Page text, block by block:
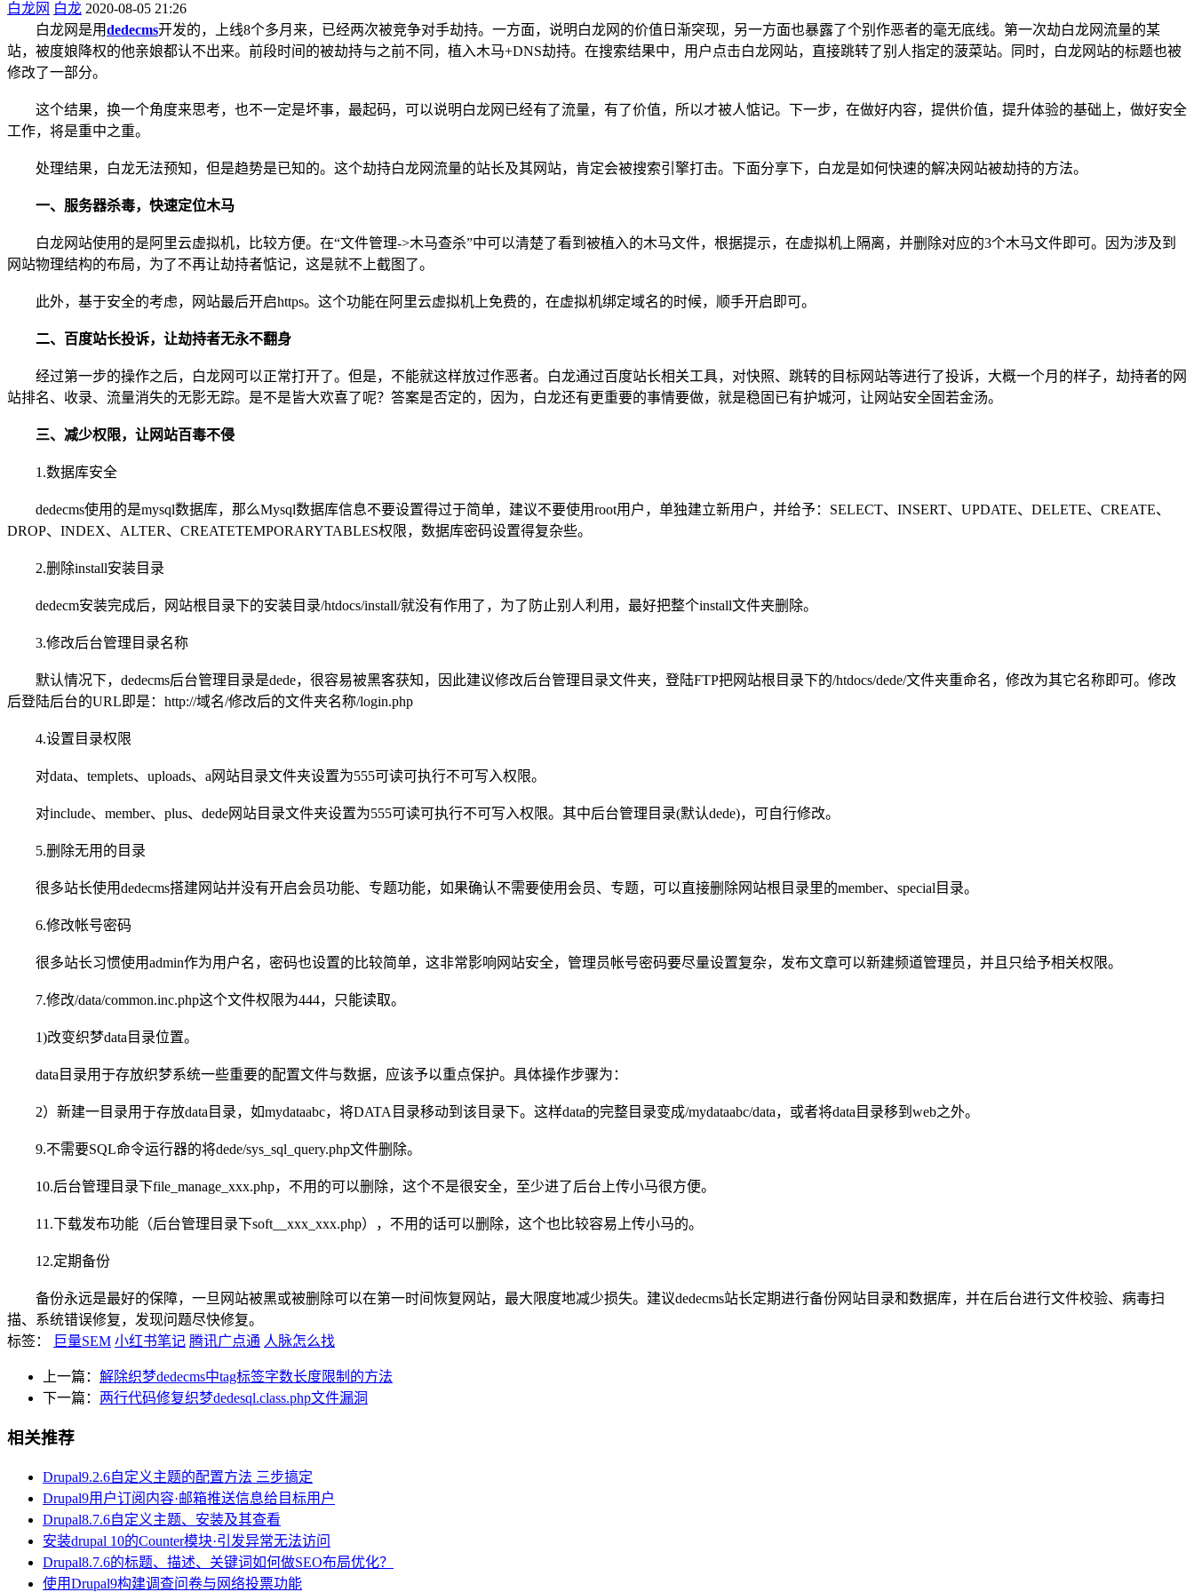
白龙网 白龙 2020-08-05 21:26
白龙网是用dedecms开发的，上线8个多月来，已经两次被竞争对手劫持。一方面，说明白龙网的价值日渐突现，另一方面也暴露了个别作恶者的毫无底线。第一次劫白龙网流量的某
站，被度娘降权的他亲娘都认不出来。前段时间的被劫持与之前不同，植入木马+DNS劫持。在搜索结果中，用户点击白龙网站，直接跳转了别人指定的菠菜站。同时，白龙网站的标题也被
修改了一部分。
这个结果，换一个角度来思考，也不一定是坏事，最起码，可以说明白龙网已经有了流量，有了价值，所以才被人惦记。下一步，在做好内容，提供价值，提升体验的基础上，做好安全
工作，将是重中之重。
处理结果，白龙无法预知，但是趋势是已知的。这个劫持白龙网流量的站长及其网站，肯定会被搜索引擎打击。下面分享下，白龙是如何快速的解决网站被劫持的方法。
一、服务器杀毒，快速定位木马
白龙网站使用的是阿里云虚拟机，比较方便。在“文件管理->木马查杀”中可以清楚了看到被植入的木马文件，根据提示，在虚拟机上隔离，并删除对应的3个木马文件即可。因为涉及到
网站物理结构的布局，为了不再让劫持者惦记，这是就不上截图了。
此外，基于安全的考虑，网站最后开启https。这个功能在阿里云虚拟机上免费的，在虚拟机绑定域名的时候，顺手开启即可。
二、百度站长投诉，让劫持者无永不翻身
经过第一步的操作之后，白龙网可以正常打开了。但是，不能就这样放过作恶者。白龙通过百度站长相关工具，对快照、跳转的目标网站等进行了投诉，大概一个月的样子，劫持者的网
站排名、收录、流量消失的无影无踪。是不是皆大欢喜了呢？答案是否定的，因为，白龙还有更重要的事情要做，就是稳固已有护城河，让网站安全固若金汤。
三、减少权限，让网站百毒不侵
1.数据库安全
dedecms使用的是mysql数据库，那么Mysql数据库信息不要设置得过于简单，建议不要使用root用户，单独建立新用户，并给予：SELECT、INSERT、UPDATE、DELETE、CREATE、
DROP、INDEX、ALTER、CREATETEMPORARYTABLES权限，数据库密码设置得复杂些。
2.删除install安装目录
dedecm安装完成后，网站根目录下的安装目录/htdocs/install/就没有作用了，为了防止别人利用，最好把整个install文件夹删除。
3.修改后台管理目录名称
默认情况下，dedecms后台管理目录是dede，很容易被黑客获知，因此建议修改后台管理目录文件夹，登陆FTP把网站根目录下的/htdocs/dede/文件夹重命名，修改为其它名称即可。修改
后登陆后台的URL即是：http://域名/修改后的文件夹名称/login.php
4.设置目录权限
对data、templets、uploads、a网站目录文件夹设置为555可读可执行不可写入权限。
对include、member、plus、dede网站目录文件夹设置为555可读可执行不可写入权限。其中后台管理目录(默认dede)，可自行修改。
5.删除无用的目录
很多站长使用dedecms搭建网站并没有开启会员功能、专题功能，如果确认不需要使用会员、专题，可以直接删除网站根目录里的member、special目录。
6.修改帐号密码
很多站长习惯使用admin作为用户名，密码也设置的比较简单，这非常影响网站安全，管理员帐号密码要尽量设置复杂，发布文章可以新建频道管理员，并且只给予相关权限。
7.修改/data/common.inc.php这个文件权限为444，只能读取。
1)改变织梦data目录位置。
data目录用于存放织梦系统一些重要的配置文件与数据，应该予以重点保护。具体操作步骤为：
2）新建一目录用于存放data目录，如mydataabc，将DATA目录移动到该目录下。这样data的完整目录变成/mydataabc/data，或者将data目录移到web之外。
9.不需要SQL命令运行器的将dede/sys_sql_query.php文件删除。
10.后台管理目录下file_manage_xxx.php，不用的可以删除，这个不是很安全，至少进了后台上传小马很方便。
11.下载发布功能（后台管理目录下soft__xxx_xxx.php），不用的话可以删除，这个也比较容易上传小马的。
12.定期备份
备份永远是最好的保障，一旦网站被黑或被删除可以在第一时间恢复网站，最大限度地减少损失。建议dedecms站长定期进行备份网站目录和数据库，并在后台进行文件校验、病毒扫
描、系统错误修复，发现问题尽快修复。
标签：
巨量SEM 小红书笔记 腾讯广点通 人脉怎么找
上一篇： 解除织梦dedecms中tag标签字数长度限制的方法
下一篇： 两行代码修复织梦dedesql.class.php文件漏洞
相关推荐
Drupal9.2.6自定义主题的配置方法 三步搞定
Drupal9用户订阅内容·邮箱推送信息给目标用户
Drupal8.7.6自定义主题、安装及其查看
安装drupal 10的Counter模块·引发异常无法访问
Drupal8.7.6的标题、描述、关键词如何做SEO布局优化？
使用Drupal9构建调查问卷与网络投票功能